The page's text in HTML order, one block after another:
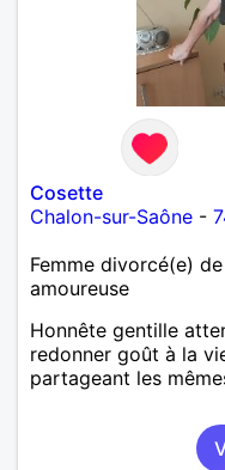
Cosette
Chalon-sur-Saône -
Femme divorcé(e)
amoureuse
Honnête gentille
redonner goût à la
partageant les